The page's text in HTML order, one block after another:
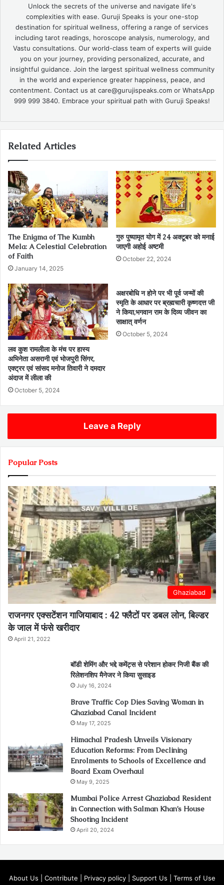
Unlock the secrets of the universe and navigate life's
complexities with ease. Guruji Speaks is your one-stop
destination for spiritual wellness, offering a range of services
including tarot readings, horoscope analysis, numerology, and
Vastu consultations. Our world-class team of experts will guide
you on your journey, providing personalized, accurate, and
insightful guidance. Join the largest spiritual wellness community
in the world and experience greater happiness, peace, and
contentment. Contact us at care@gurujispeaks.com or WhatsApp
999 999 3840. Embrace your spiritual path with Guruji Speaks!
Related Articles
The Enigma of The Kumbh
Mela: A Celestial Celebration
of Faith
January 14, 2025
गुरु पुष्यामृत योग में 24 अक्टूबर को मनाई
जाएगी अहोई अष्टमी
October 22, 2024
लव कुश रामलीला के मंच पर हास्य
अभिनेता असरानी एवं भोजपुरी सिंगर,
एक्ट्रर एवं सांसद मनोज तिवारी ने दमदार
अंदाज में लीला की
October 5, 2024
अक्षरबोधि न होने पर भी पूर्व जन्मों की
स्मृति के आधार पर ब्रह्मचारी कृष्णदत्त जी
ने किया,भगवान राम के दिव्य जीवन का
साक्षात् वर्णन
October 5, 2024
Leave a Reply
Popular Posts
Ghaziabad
राजनगर एक्सटेंशन गाजियाबाद : 42 फ्लैटों पर डबल लोन, बिल्डर
के जाल में फंसे खरीदार
April 21, 2022
बॉडी शेमिंग और भद्दे कमेंट्स से परेशान होकर निजी बैंक की
रिलेशनशिप मैनेजर ने किया सुसाइड
July 16, 2024
Brave Traffic Cop Dies Saving Woman in
Ghaziabad Canal Incident
May 17, 2025
Himachal Pradesh Unveils Visionary
Education Reforms: From Declining
Enrolments to Schools of Excellence and
Board Exam Overhaul
May 9, 2025
Mumbai Police Arrest Ghaziabad Resident
in Connection with Salman Khan’s House
Shooting Incident
April 20, 2024
About Us Contribute Privacy policy| Support Us Terms of Use